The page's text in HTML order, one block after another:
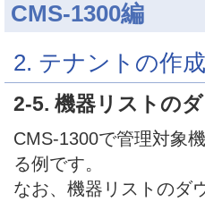
CMS-1300編
2. テナントの作
2-5. 機器リストの
CMS-1300で管理対象
る例です。
なお、機器リストのダ